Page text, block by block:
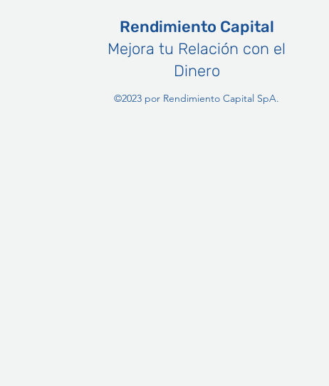
Rendimiento Capital
Mejora tu Relación con el
Dinero
©2023 por Rendimiento Capital SpA.